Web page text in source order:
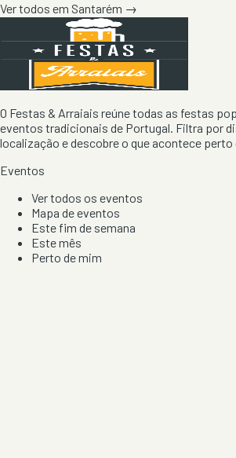
Ver todos em Santarém →
O Festas & Arraiais reúne todas as festas
eventos tradicionais de Portugal. Filtra por
localização e descobre o que acontece perto
Eventos
Ver todos os eventos
Mapa de eventos
Este fim de semana
Este mês
Perto de mim